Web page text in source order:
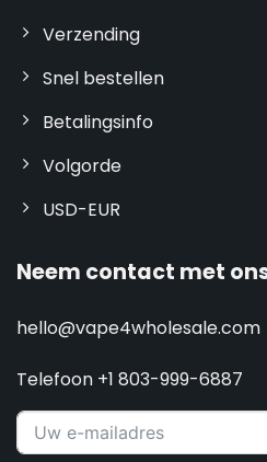
Verzending
Snel bestellen
Betalingsinfo
Volgorde
USD-EUR
Neem contact met
hello@vape4wholesale.com
Telefoon +1 803-999-6887